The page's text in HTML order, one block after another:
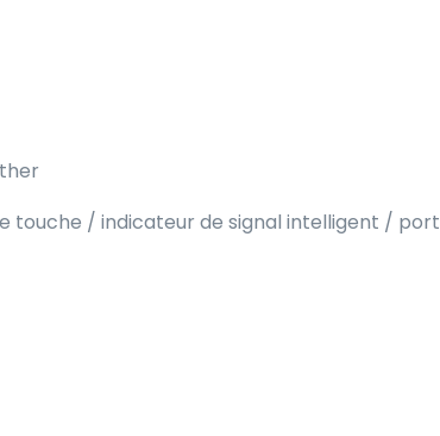
touche / indicateur de signal intelligent / port